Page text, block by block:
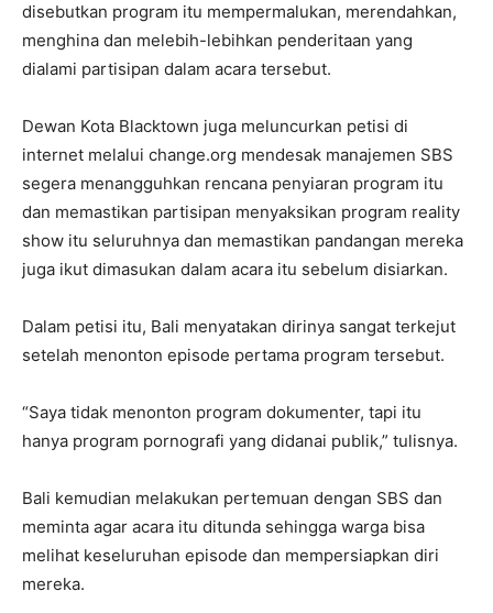
disebutkan program itu mempermalukan, merendahkan,
menghina dan melebih-lebihkan penderitaan yang
dialami partisipan dalam acara tersebut.
Dewan Kota Blacktown juga meluncurkan petisi di
internet melalui change.org mendesak manajemen SBS
segera menangguhkan rencana penyiaran program itu
dan memastikan partisipan menyaksikan program reality
show itu seluruhnya dan memastikan pandangan mereka
juga ikut dimasukan dalam acara itu sebelum disiarkan.
Dalam petisi itu, Bali menyatakan dirinya sangat terkejut
setelah menonton episode pertama program tersebut.
“Saya tidak menonton program dokumenter, tapi itu
hanya program pornografi yang didanai publik,” tulisnya.
Bali kemudian melakukan pertemuan dengan SBS dan
meminta agar acara itu ditunda sehingga warga bisa
melihat keseluruhan episode dan mempersiapkan diri
mereka.